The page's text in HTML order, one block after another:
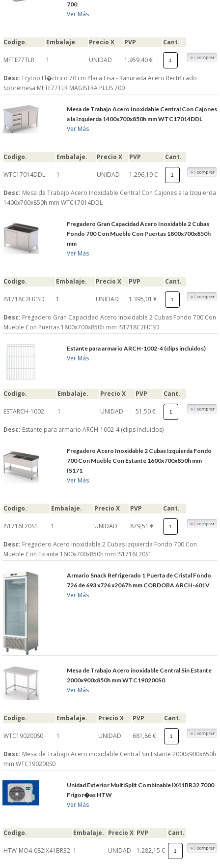
700
Ver Más
Codigo. Embalaje. Precio X PVP Cant.
MFTE77TLR 1 UNIDAD 1.959,40 €
Desc: Frytop El�ctrico 70 cm Placa Lisa - Ranurada Acero Rectificado
Sobremesa MFTE77TLR MAGISTRA PLUS 700
Mesa de Trabajo Acero Inoxidable Central Con Cajones
a la Izquierda 1400x700x850h mm WTC17014DDL
Ver Más
Codigo. Embalaje. Precio X PVP Cant.
WTC17014DDL 1 UNIDAD 1.296,19 €
Desc: Mesa de Trabajo Acero Inoxidable Central Con Cajones a la Izquierda
1400x700x850h mm WTC17014DDL
Fregadero Gran Capacidad Acero Inoxidable 2 Cubas
Fondo 700 Con Mueble Con Puertas 1800x700x850h
mm
Ver Más
Codigo. Embalaje. Precio X PVP Cant.
IS1718C2HCSD 1 UNIDAD 1.395,01 €
Desc: Fregadero Gran Capacidad Acero Inoxidable 2 Cubas Fondo 700 Con
Mueble Con Puertas 1800x700x850h mm IS1718C2HCSD
Estante para armario ARCH-1002-4 (clips incluidos)
Ver Más
Codigo. Embalaje. Precio X PVP Cant.
ESTARCH-1002 1 UNIDAD 51,50 €
Desc: Estante para armario ARCH-1002-4 (clips incluidos)
Fregadero Acero Inoxidable 2 Cubas Izquierda Fondo
700 Con Mueble Con Estante 1600x700x850h mm
IS171
Ver Más
Codigo. Embalaje. Precio X PVP Cant.
IS1716L20S1 1 UNIDAD 879,51 €
Desc: Fregadero Acero Inoxidable 2 Cubas Izquierda Fondo 700 Con
Mueble Con Estante 1600x700x850h mm IS1716L20S1
Armario Snack Refrigerado 1 Puerta de Cristal Fondo
726 de 693 x726 x2067h mm CORDOBA ARCH-601V
Ver Más
Mesa de Trabajo Acero inoxidable Central Sin Estante
2000x900x850h mm WTC190200S0
Ver Más
Codigo. Embalaje. Precio X PVP Cant.
WTC190200S0 1 UNIDAD 681,86 €
Desc: Mesa de Trabajo Acero inoxidable Central Sin Estante 2000x900x850h
mm WTC190200S0
Unidad Exterior MultiSplit Combinable IX41BR32 7000
Frigor�as HTW
Ver Más
Codigo. Embalaje. Precio X PVP Cant.
HTW-MO4-082IX41BR32 1 UNIDAD 1.282,15 €